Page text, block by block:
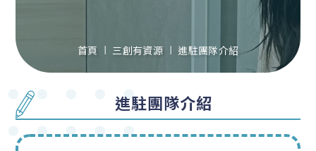
首頁 三創有資源 進駐團隊介紹
進駐團隊介紹